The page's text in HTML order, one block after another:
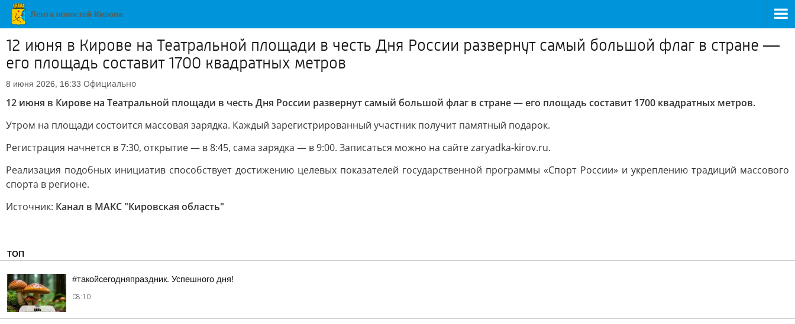
12 июня в Кирове на Театральной площади в честь Дня России развернут самый большой флаг в стране —
его площадь составит 1700 квадратных метров
8 июня 2026, 16:33 Официально
12 июня в Кирове на Театральной площади в честь Дня России развернут самый большой флаг в стране — его площадь составит 1700 квадратных метров.
Утром на площади состоится массовая зарядка. Каждый зарегистрированный участник получит памятный подарок.
Регистрация начнется в 7:30, открытие — в 8:45, сама зарядка — в 9:00. Записаться можно на сайте zaryadka-kirov.ru.
Реализация подобных инициатив способствует достижению целевых показателей государственной программы «Спорт России» и укреплению традиций массового
спорта в регионе.
Источник: Канал в МАКС "Кировская область"
ТОП
#такойсегодняпраздник. Успешного дня!
08:10